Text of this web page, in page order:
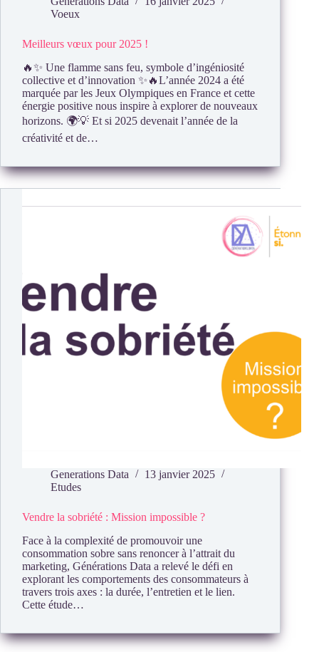
Voeux
Meilleurs vœux pour 2025 !
🔥✨ Une flamme sans feu, symbole d’ingéniosité
collective et d’innovation ✨🔥L’année 2024 a été
marquée par les Jeux Olympiques en France et cette
énergie positive nous inspire à explorer de nouveaux
horizons. 🌍💡 Et si 2025 devenait l’année de la
créativité et de…
Generations Data
13 janvier 2025
Etudes
Vendre la sobriété : Mission impossible ?
Face à la complexité de promouvoir une
consommation sobre sans renoncer à l’attrait du
marketing, Générations Data a relevé le défi en
explorant les comportements des consommateurs à
travers trois axes : la durée, l’entretien et le lien.
Cette étude…